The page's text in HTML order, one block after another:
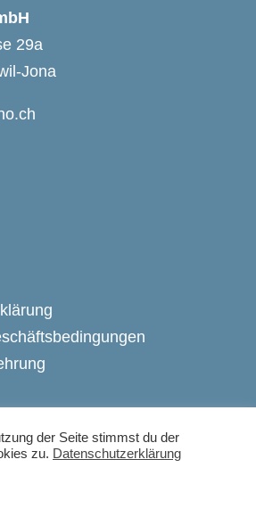
29a
Jona
GmbH
der Seite stimmst du der
zu. Datenschutzerklärung